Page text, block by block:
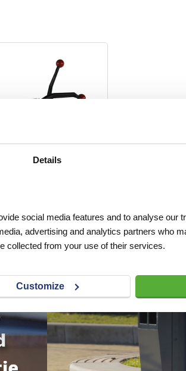
Details
social media features and to analyse our
advertising and analytics partners who
collected from your use of their services.
Customize
s16212 excl. btw